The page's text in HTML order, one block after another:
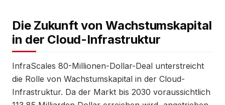
Die Zukunft von Wachstumskapital
in der Cloud-Infrastruktur
InfraScales 80-Millionen-Dollar-Deal unterstreicht
die Rolle von Wachstumskapital in der Cloud-
Infrastruktur. Da der Markt bis 2030 voraussichtlich